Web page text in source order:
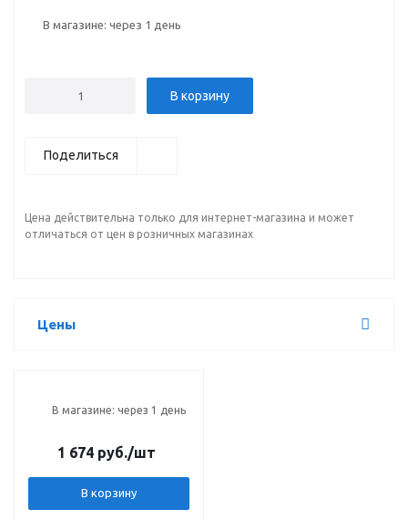
В магазине: через 1 день
В корзину
Поделиться
Цена действительна только для интернет-магазина и может
отличаться от цен в розничных магазинах
Цены
В магазине: через 1 день
1 674 руб./шт
В корзину